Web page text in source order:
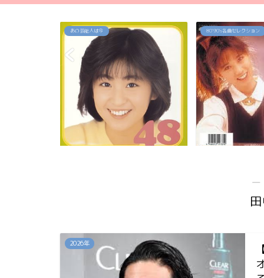
80`90's名曲セレクション 80`90's名曲セレクション
―
2026年